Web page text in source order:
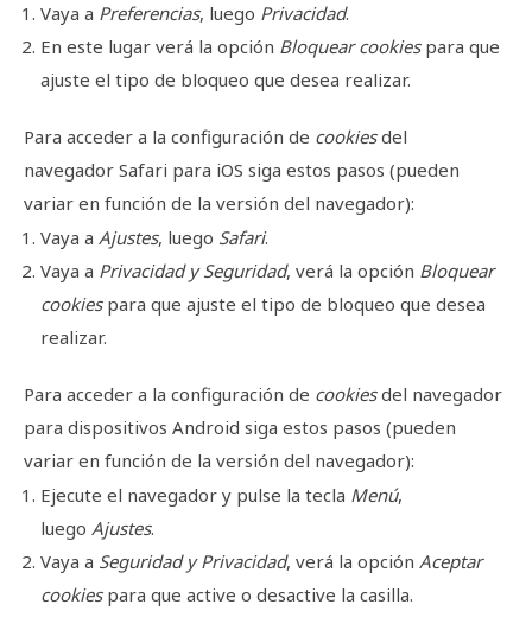
Vaya a Preferencias, luego Privacidad.
En este lugar verá la opción Bloquear cookiespara que
ajuste el tipo de bloqueo que desea realizar.
Para acceder a la configuración de cookiesdel
navegador Safari para iOS siga estos pasos (pueden
variar en función de la versión del navegador):
Vaya a Ajustes, luego Safari.
Vaya a Privacidad y Seguridad, verá la opción Bloquear
cookiespara que ajuste el tipo de bloqueo que desea
realizar.
Para acceder a la configuración de cookiesdel navegador
para dispositivos Android siga estos pasos (pueden
variar en función de la versión del navegador):
Ejecute el navegador y pulse la tecla Menú,
luego Ajustes.
Vaya a Seguridad y Privacidad, verá la opción Aceptar
cookiespara que active o desactive la casilla.